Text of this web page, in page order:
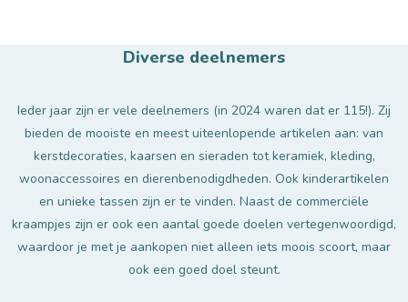
Diverse deelnemers
Ieder jaar zijn er vele deelnemers (in 2024 waren dat er 115!). Zij
bieden de mooiste en meest uiteenlopende artikelen aan: van
kerstdecoraties, kaarsen en sieraden tot keramiek, kleding,
woonaccessoires en dierenbenodigdheden. Ook kinderartikelen
en unieke tassen zijn er te vinden. Naast de commerciële
kraampjes zijn er ook een aantal goede doelen vertegenwoordigd,
waardoor je met je aankopen niet alleen iets moois scoort, maar
ook een goed doel steunt.